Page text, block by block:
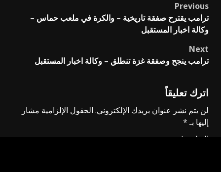
Post
navigation
Previous
ترامب يقترح صفقة تاريخية – والكرة في ملعب حماس –
وكالة اخبار المستقبل
Next
ترامب ينجح وصفقة غزة تنطلق – وكالة اخبار المستقبل
اترك تعليقاً
لن يتم نشر عنوان بريدك الإلكتروني. الحقول الإلزامية مشار
إليها بـ*
التعليق
*